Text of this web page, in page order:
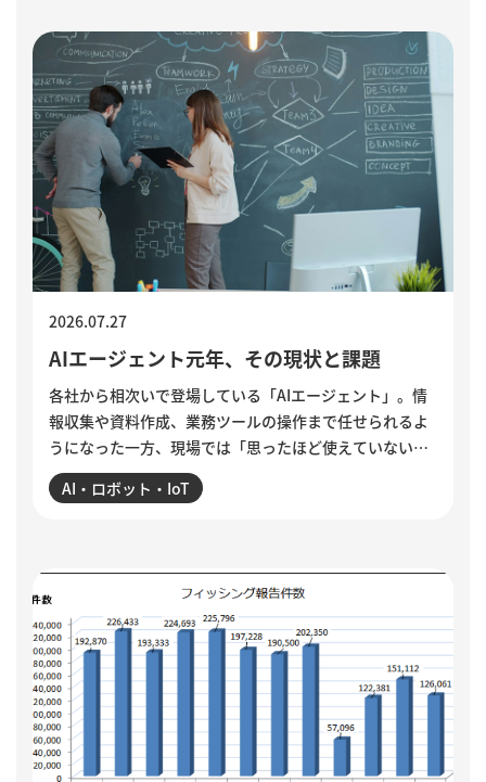
AIエージェント元年、その現状と課題
2026.07.27
各社から相次いで登場している「AIエージェント」。情
報収集や資料作成、業務ツールの操作まで任せられるよ
うになった一方、現場では「思ったほど使えていない」
という声も聞かれます。各社のAIエージェント機能を紹
介するとともに、導入がうまくいかない5つの理由を整
ます。
AI・ロボット・IoT